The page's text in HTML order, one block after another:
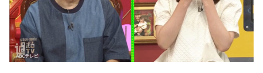
朝だ！生です旅サラダ
教えて！ニュースライブ 正義のミカタ
ＬＩＦＥ～夢のカタチ～